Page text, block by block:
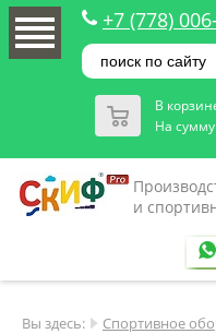
+7 (778)
В
На сумму
и
Вы здесь: Спортивное